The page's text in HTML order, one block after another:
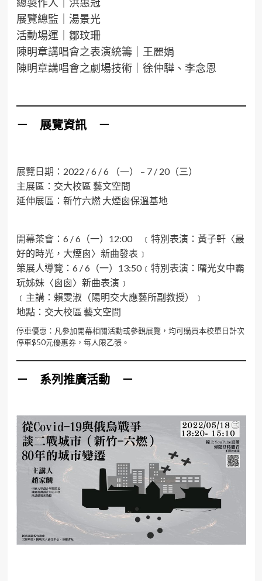
展覽總監｜湯景光
活動場運｜鄒玟珊
陳明章講唱會之表演統籌｜王麗娟
陳明章講唱會之劇場技術｜徐仲驊、李念恩
－ 展覽資訊 －
展覽日期：2022 / 6 / 6 （一） – 7 / 20（三）
主展區：交大校區 藝文空間
延伸展區：新竹六燃 大煙囪保溫基地
開幕茶會：6 / 6（一）12:00 ﹝特別表演：黃子軒〈最
好的時光，大煙囪〉新曲發表﹞
策展人導覽：6 / 6（一）13:50﹝特別表演：曙光女中霸
玩姊妹〈囪囪〉新曲表演﹞
﹝主講：賴雯淑（陽明交大應藝所副教授）﹞
地點：交大校區 藝文空間
停車優惠：凡參加開幕相關活動或參觀展覽，均可購買本校單日計次
停車$50元優惠券，每人限乙張。
－ 系列推廣活動－